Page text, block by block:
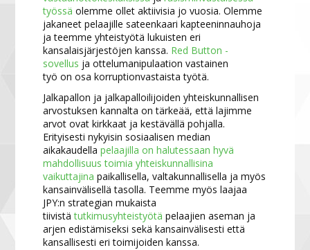
työssä olemme ollet aktiivisia jo vuosia. Olemme
jakaneet pelaajille sateenkaari kapteeninnauhoja
ja teemme yhteistyötä lukuisten eri
kansalaisjärjestöjen kanssa. Red Button -
sovellus ja ottelumanipulaation vastainen
työ on osa korruptionvastaista työtä.
Jalkapallon ja jalkapalloilijoiden yhteiskunnallisen
arvostuksen kannalta on tärkeää, että lajimme
arvot ovat kirkkaat ja kestävällä pohjalla.
Erityisesti nykyisin sosiaalisen median
aikakaudellapelaajilla on halutessaan hyvä
mahdollisuus toimia yhteiskunnallisina
vaikuttajina paikallisella, valtakunnallisella ja myös
kansainvälisellä tasolla. Teemme myös laajaa
JPY:n strategian mukaista
tiivistätutkimusyhteistyötä pelaajien aseman ja
arjen edistämiseksi sekä kansainvälisesti että
kansallisesti eri toimijoiden kanssa.